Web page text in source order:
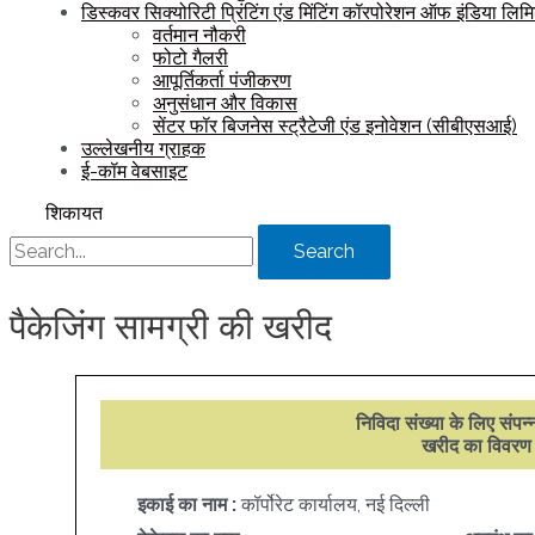
डिस्कवर सिक्योरिटी प्रिंटिंग एंड मिंटिंग कॉरपोरेशन ऑफ इंडिया
वर्तमान नौकरी
फोटो गैलरी
आपूर्तिकर्ता पंजीकरण
अनुसंधान और विकास
सेंटर फॉर बिजनेस स्ट्रैटेजी एंड इनोवेशन (सीबीएसआई)
उल्लेखनीय ग्राहक
ई-कॉम वेबसाइट
शिकायत
Search
पैकेजिंग सामग्री की खरीद
निविदा संख्या के लिए
खरीद का विवरण
इकाई का नाम : कॉर्पोरेट कार्यालय, नई दिल्ली